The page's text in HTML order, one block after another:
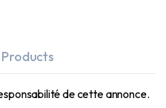
de cette annonce.